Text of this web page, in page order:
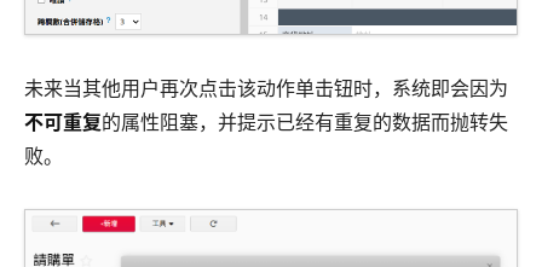
未来当其他用户再次点击该动作单击钮时，系统即会因为
不可重复的属性阻塞，并提示已经有重复的数据而抛转失
败。